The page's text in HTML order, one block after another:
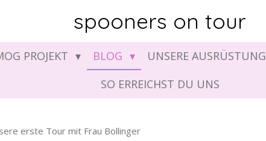
spooners on tour
PROJEKT BLOG UNSERE AUSRÜSTUNG
SO ERREICHST DU UNS
erste Tour mit Frau Bollinger